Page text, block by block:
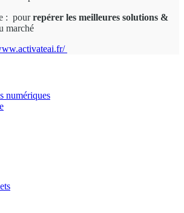
: pourrepérer les meilleures solutions &
marché
numériques